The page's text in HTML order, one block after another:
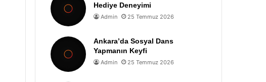
Hediye Deneyimi
Admin 25 Temmuz 2026
Ankara’da Sosyal Dans
Yapmanın Keyfi
Admin 25 Temmuz 2026